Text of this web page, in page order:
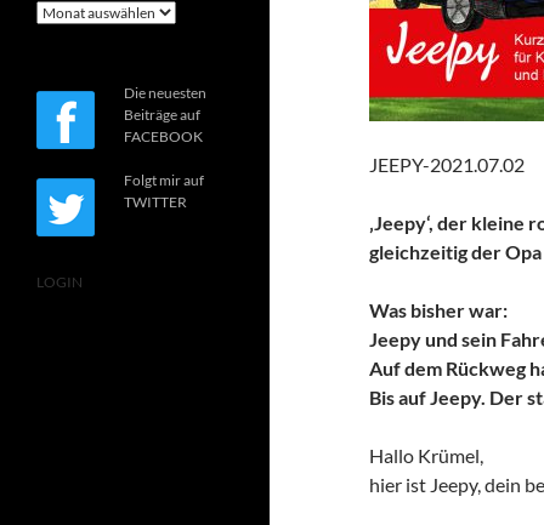
JEEPY-2021.07.02
‚Jeepy‘, der kleine
gleichzeitig der
Was bisher war:
Jeepy und sein
Auf dem Rückweg
Bis auf Jeepy. Der
Hallo Krümel,
hier ist Jeepy, dein
Archiv
Die neuesten
Beiträge auf
FACEBOOK
Folgt mir auf
TWITTER
LOGIN